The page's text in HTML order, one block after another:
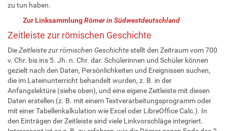
zu tun haben.
Zur LinksammlungRömer in Südwestdeutschland
Zeitleiste zur römischen Geschichte
DieZeitleiste zur römischen Geschichte stellt den Zeitraum vom 700
v. Chr. bis ins 5. Jh. n. Chr. dar. Schülerinnen und Schüler können
gezielt nach den Daten, Persönlichkeiten und Ereignissen suchen,
die im Lateinunterricht behandelt wurden, z. B. in der
Anfangslektüre (siehe oben), und eine eigene Zeitleiste mit diesen
Daten erstellen (z. B. mit einem Textverarbeitungsprogramm oder
mit einer Tabellenkalkulation wie Excel oder LibreOffice Calc.). In
den Einträgen der Zeitleiste sind viele Linkvorschläge integriert.